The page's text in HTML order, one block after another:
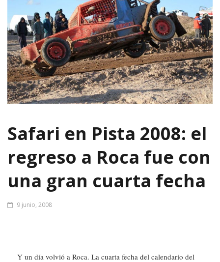
Safari en Pista 2008: el
regreso a Roca fue con
una gran cuarta fecha
9 junio, 2008
Y un día volvió a Roca. La cuarta fecha del calendario del